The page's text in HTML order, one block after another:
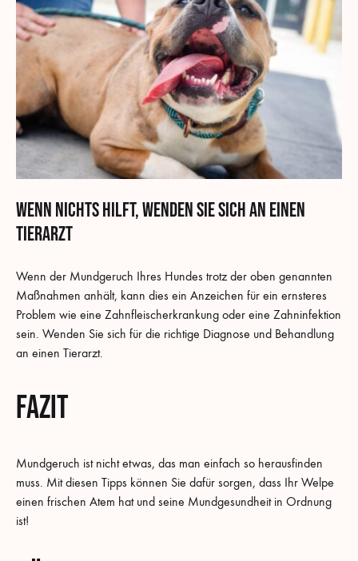
Wenn nichts hilft, wenden Sie sich an einen
Tierarzt
Wenn der Mundgeruch Ihres Hundes trotz der oben genannten
Maßnahmen anhält, kann dies ein Anzeichen für ein ernsteres
Problem wie eine Zahnfleischerkrankung oder eine Zahninfektion
sein. Wenden Sie sich für die richtige Diagnose und Behandlung
an einen Tierarzt.
Fazit
Mundgeruch ist nicht etwas, das man einfach so herausfinden
muss. Mit diesen Tipps können Sie dafür sorgen, dass Ihr Welpe
einen frischen Atem hat und seine Mundgesundheit in Ordnung
ist!